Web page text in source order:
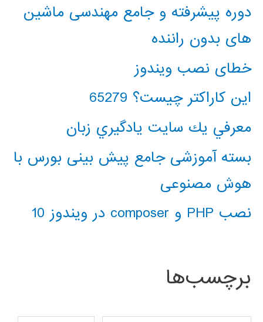
دوره پیشرفته و جامع مهندسی ماشین
های بدون راننده
خطای نصب ویندوز
این کاراکتر چیست؟ 65279
معرفي يك سايت يادگيري زبان
بسته آموزشی جامع پیش بینی بورس با
هوش مصنوعی
نصب PHP و composer در ویندوز 10
برچسب‌ها